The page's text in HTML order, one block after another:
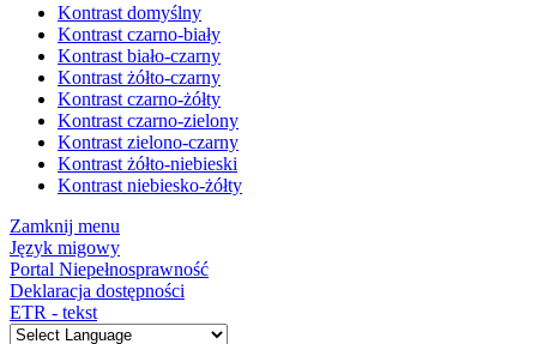
Kontrast domyślny
Kontrast czarno-biały
Kontrast biało-czarny
Kontrast żółto-czarny
Kontrast czarno-żółty
Kontrast czarno-zielony
Kontrast zielono-czarny
Kontrast żółto-niebieski
Kontrast niebiesko-żółty
Zamknij menu
Język migowy
Portal Niepełnosprawność
Deklaracja dostępności
ETR - tekst